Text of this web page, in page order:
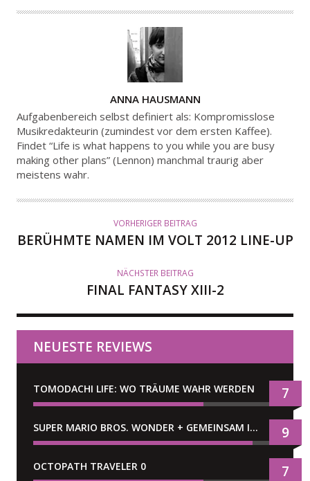
U
T
O
R
ANNA HAUSMANN
Aufgabenbereich selbst definiert als: Kompromisslose
Musikredakteurin (zumindest vor dem ersten Kaffee).
Findet “Life is what happens to you while you are busy
making other plans” (Lennon) manchmal traurig aber
meistens wahr.
VORHERIGER BEITRAG
BERÜHMTE NAMEN IM VOLT 2012 LINE-UP
NÄCHSTER BEITRAG
FINAL FANTASY XIII-2
NEUESTE REVIEWS
TOMODACHI LIFE: WO TRÄUME WAHR WERDEN 7
SUPER MARIO BROS. WONDER + GEMEINSAM IM BELLABEL-PARK 9
OCTOPATH TRAVELER 0 7